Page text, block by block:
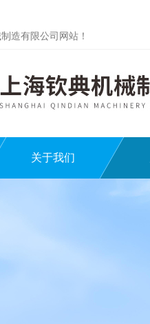
造有限公司网站！
关于我们